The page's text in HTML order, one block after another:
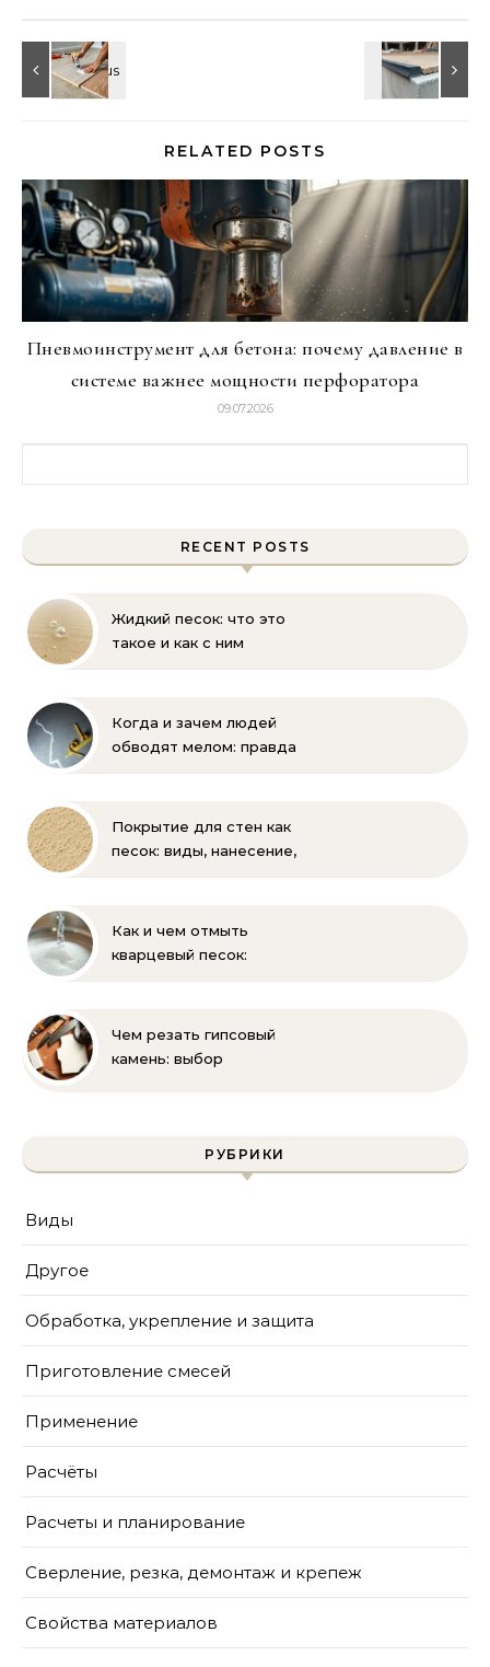
RELATED POSTS
Пневмоинструмент для бетона: почему давление в
системе важнее мощности перфоратора
09.07.2026
RECENT POSTS
Жидкий песок: что это
такое и как с ним
Когда и зачем людей
обводят мелом: правда
Покрытие для стен как
песок: виды, нанесение,
Как и чем отмыть
кварцевый песок:
Чем резать гипсовый
камень: выбор
РУБРИКИ
Виды
Другое
Обработка, укрепление и защита
Приготовление смесей
Применение
Расчёты
Расчеты и планирование
Сверление, резка, демонтаж и крепеж
Свойства материалов